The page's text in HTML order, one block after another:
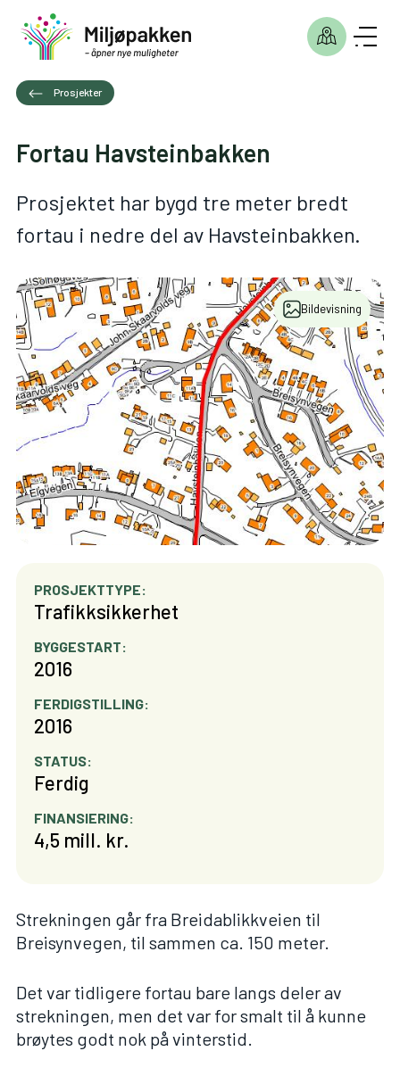
Prosjekter
Fortau Havsteinbakken
Prosjektet har bygd tre meter bredt
fortau i nedre del av Havsteinbakken.
Bildevisning
PROSJEKTTYPE:
Trafikksikkerhet
BYGGESTART:
2016
FERDIGSTILLING:
2016
STATUS:
Ferdig
FINANSIERING:
4,5 mill. kr.
Strekningen går fra Breidablikkveien til
Breisynvegen, til sammen ca. 150 meter.
Det var tidligere fortau bare langs deler av
strekningen, men det var for smalt til å kunne
brøytes godt nok på vinterstid.